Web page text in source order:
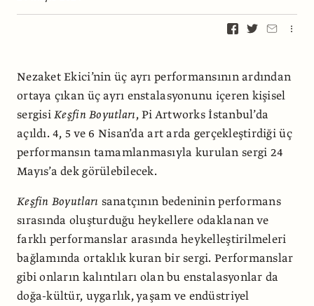
Nezaket Ekici’nin üç ayrı performansının ardından
ortaya çıkan üç ayrı enstalasyonunu içeren kişisel
sergisiKeşfin Boyutları, Pi Artworks İstanbul’da
açıldı. 4, 5 ve 6 Nisan’da art arda gerçekleştirdiği üç
performansın tamamlanmasıyla kurulan sergi 24
Mayıs’a dek görülebilecek.
Keşfin Boyutları sanatçının bedeninin performans
sırasında oluşturduğu heykellere odaklanan ve
farklı performanslar arasında heykelleştirilmeleri
bağlamında ortaklık kuran bir sergi. Performanslar
gibi onların kalıntıları olan bu enstalasyonlar da
doğa-kültür, uygarlık, yaşam ve endüstriyel